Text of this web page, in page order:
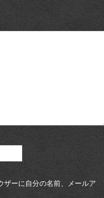
ザーに自分の名前、メールア